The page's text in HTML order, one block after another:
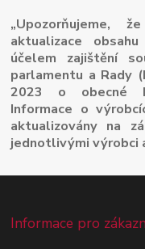
„Upozorňujeme,
aktualizace
účelem zajištění
parlamentu a Rady
2023 o obecné
Informace o
aktualizovány na
jednotlivými výrobci
Informace pro